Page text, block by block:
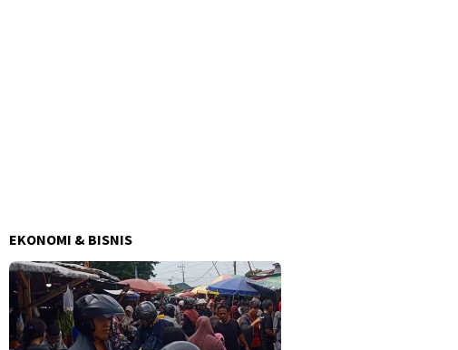
EKONOMI & BISNIS